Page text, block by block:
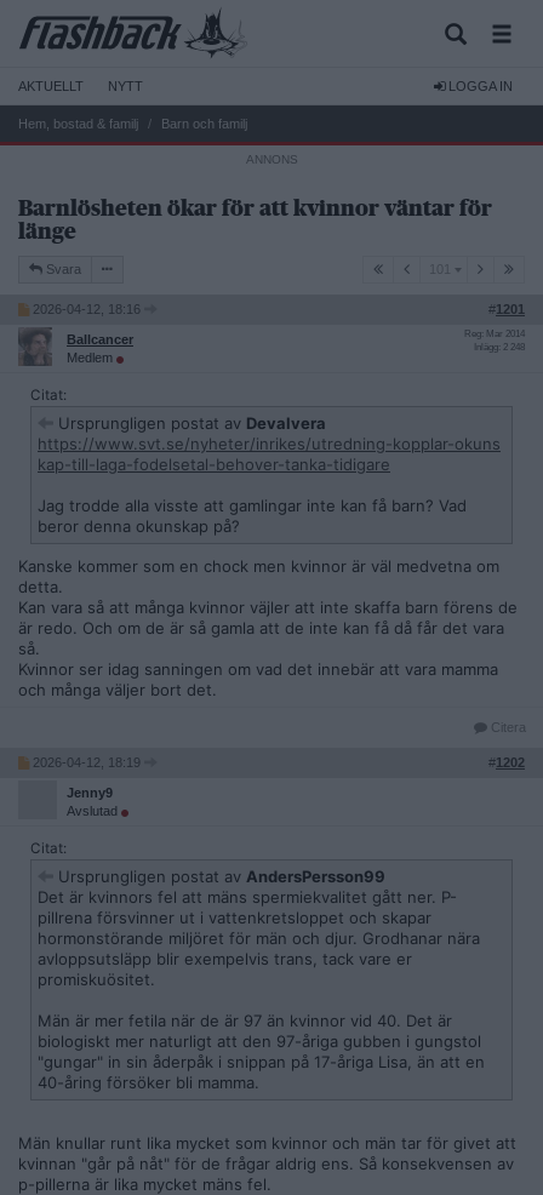
AKTUELLT NYTT LOGGA IN
Hem, bostad & familj Barn och familj
Barnlösheten ökar för att kvinnor väntar för
länge
Svara 101
2026-04-12, 18:16 #1201
Ballcancer
Medlem
Reg: Mar 2014
Inlägg: 2 248
Citat:
Ursprungligen postat av Devalvera
https://www.svt.se/nyheter/inrikes/utredning-kopplar-okuns
kap-till-laga-fodelsetal-behover-tanka-tidigare
Jag trodde alla visste att gamlingar inte kan få barn? Vad
beror denna okunskap på?
Kanske kommer som en chock men kvinnor är väl medvetna om
detta.
Kan vara så att många kvinnor väjler att inte skaffa barn förens de
är redo. Och om de är så gamla att de inte kan få då får det vara
så.
Kvinnor ser idag sanningen om vad det innebär att vara mamma
och många väljer bort det.
Citera
2026-04-12, 18:19 #1202
Jenny9
Avslutad
Citat:
Ursprungligen postat av AndersPersson99
Det är kvinnors fel att mäns spermiekvalitet gått ner. P-
pillrena försvinner ut i vattenkretsloppet och skapar
hormonstörande miljöret för män och djur. Grodhanar nära
avloppsutsläpp blir exempelvis trans, tack vare er
promiskuösitet.
Män är mer fetila när de är 97 än kvinnor vid 40. Det är
biologiskt mer naturligt att den 97-åriga gubben i gungstol
"gungar" in sin åderpåk i snippan på 17-åriga Lisa, än att en
40-åring försöker bli mamma.
Män knullar runt lika mycket som kvinnor och män tar för givet att
kvinnan "går på nåt" för de frågar aldrig ens. Så konsekvensen av
p-pillerna är lika mycket mäns fel.